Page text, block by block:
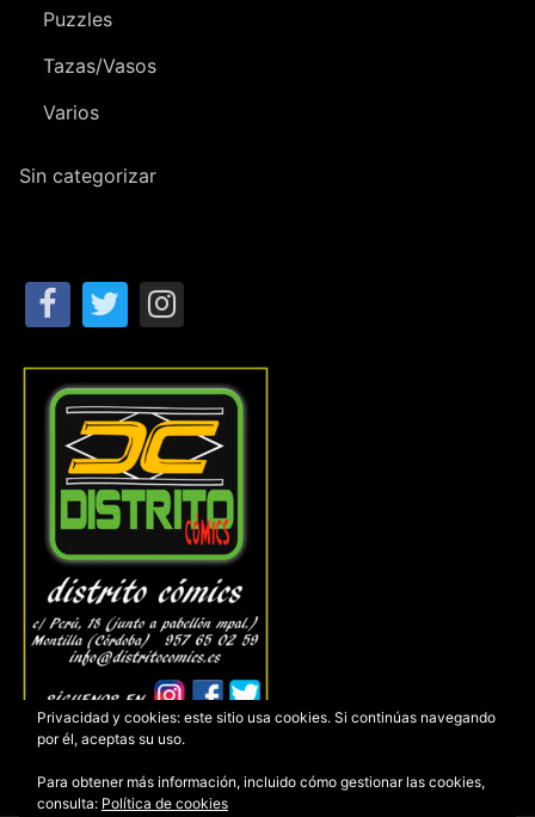
Puzzles
Tazas/Vasos
Varios
Sin categorizar
Privacidad y cookies: este sitio usa cookies. Si continúas navegando
por él, aceptas su uso.
Para obtener más información, incluido cómo gestionar las cookies,
consulta: Política de cookies